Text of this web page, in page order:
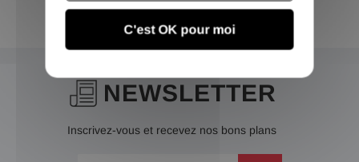
NEWSLETTER
Inscrivez-vous et recevez nos bons plans
C'est OK pour moi